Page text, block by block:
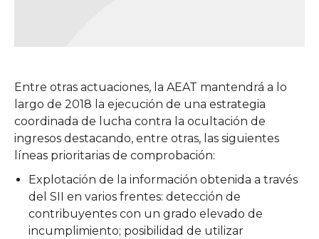
Entre otras actuaciones, la AEAT mantendrá a lo
largo de 2018 la ejecución de una estrategia
coordinada de lucha contra la ocultación de
ingresos destacando, entre otras, las siguientes
líneas prioritarias de comprobación:
Explotación de la información obtenida a través
del SII en varios frentes: detección de
contribuyentes con un grado elevado de
incumplimiento; posibilidad de utilizar